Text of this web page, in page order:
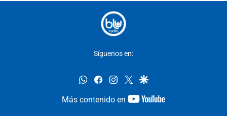
Síguenos en:
whatsappfacebookinstagram
twittergoogle
Más contenido en
youtube-